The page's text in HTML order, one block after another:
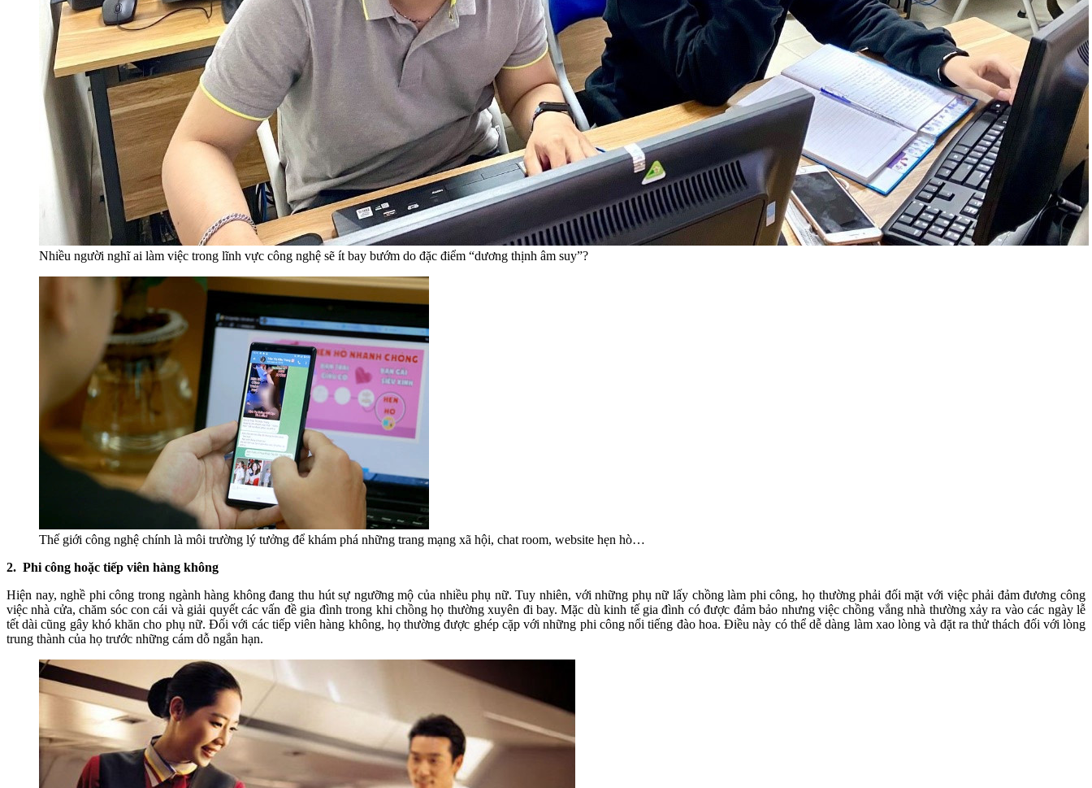
Nhiều người nghĩ ai làm việc trong lĩnh vực công nghệ sẽ ít bay bướm do đặc điểm “dương thịnh âm suy”?
Thế giới công nghệ chính là môi trường lý tưởng để khám phá những trang mạng xã hội, chat room, website hẹn hò…
2. Phi công hoặc tiếp viên hàng không
Hiện nay, nghề phi công trong ngành hàng không đang thu hút sự ngưỡng mộ của nhiều phụ nữ. Tuy nhiên, với những phụ nữ lấy chồng làm phi công, họ thường phải đối mặt với việc phải đảm đương công
việc nhà cửa, chăm sóc con cái và giải quyết các vấn đề gia đình trong khi chồng họ thường xuyên đi bay. Mặc dù kinh tế gia đình có được đảm bảo nhưng việc chồng vắng nhà thường xảy ra vào các ngày lễ
tết dài cũng gây khó khăn cho phụ nữ. Đối với các tiếp viên hàng không, họ thường được ghép cặp với những phi công nổi tiếng đào hoa. Điều này có thể dễ dàng làm xao lòng và đặt ra thử thách đối với lòng
trung thành của họ trước những cám dỗ ngắn hạn.